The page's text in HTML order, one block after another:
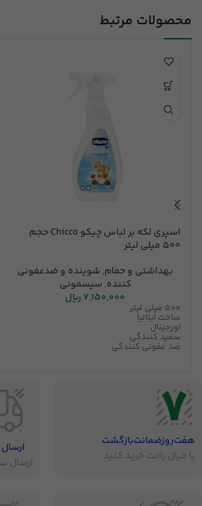
محصولات مرتبط
اسپری لکه بر لباس چیکو Chicco حجم
500 میلی لیتر
بهداشتی و حمام, شوینده و ضدعفونی
کننده, سیسمونی
7,150,000ریال
500 میلی لیتر
ساخت ایتالیا
اورجینال
سفید کنندگی
ضد عفونی کنندگی
هفت‌روز‌ضمانت‌بازگشت
با خیال راحت خرید کنید
ارسال